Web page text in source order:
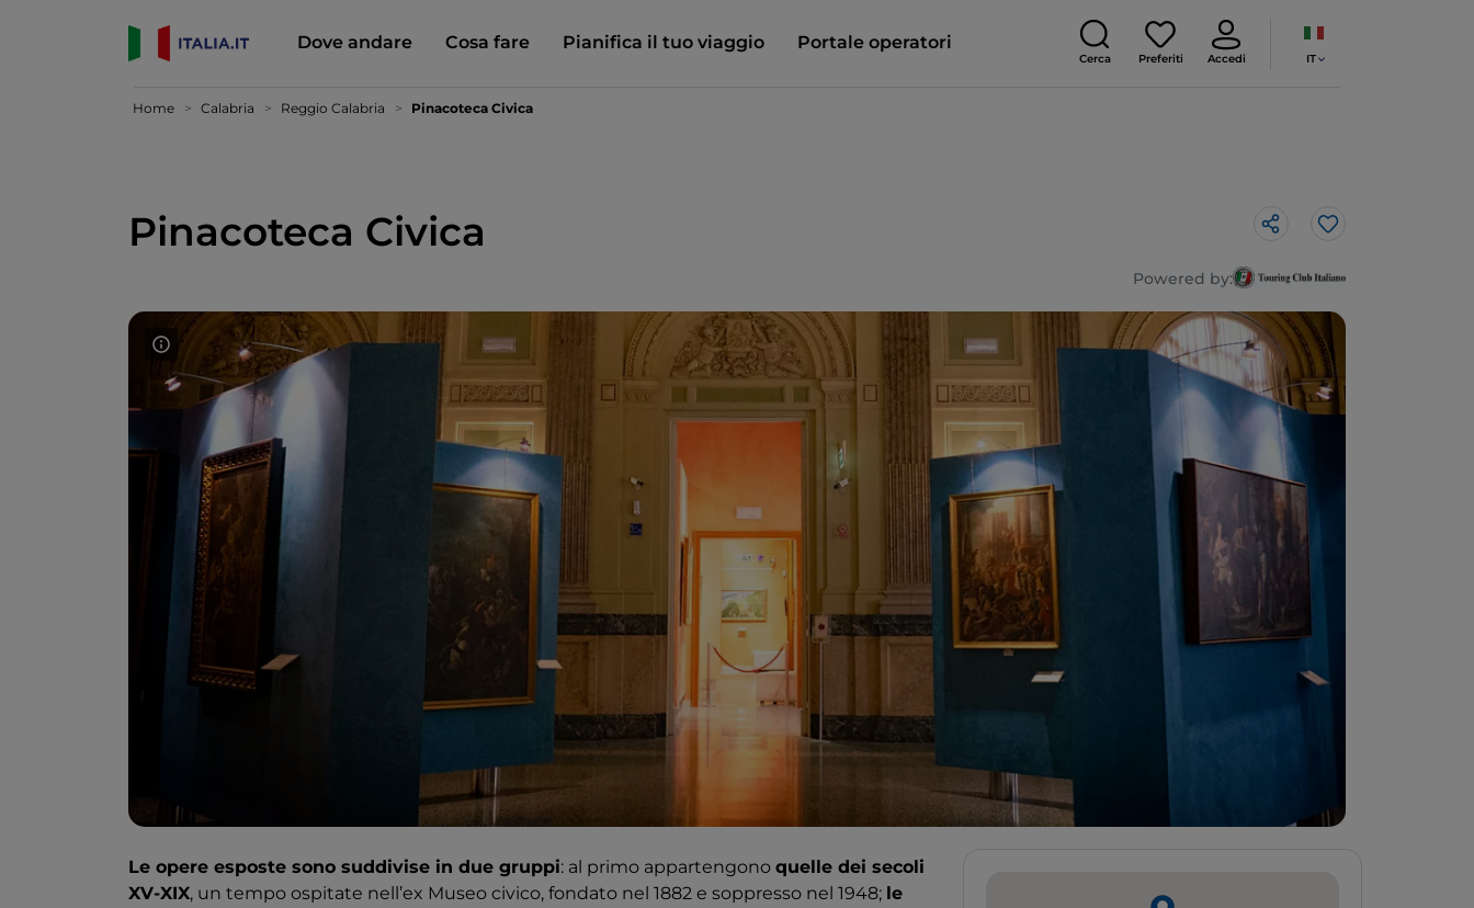
Dove andare Cosa fare Pianifica il tuo viaggio Portale operatori
Cerca Preferiti Accedi IT
Home Calabria Reggio Calabria Pinacoteca Civica
Pinacoteca Civica Like
Powered by:
Le opere esposte sono suddivise in due gruppi​: al primo appartengono ​quelle dei secoli
XV-XIX​, un tempo ospitate nell’ex Museo civico, fondato nel 1882 e soppresso nel 1948; ​le